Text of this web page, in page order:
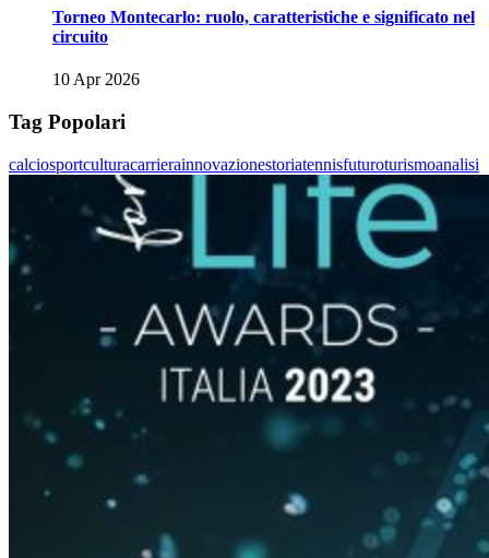
Torneo Montecarlo: ruolo, caratteristiche e significato nel
circuito
10 Apr 2026
Tag Popolari
calciosportculturacarrierainnovazionestoriatennisfuturoturismoanalisi